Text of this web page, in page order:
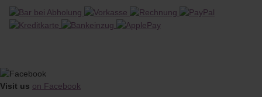
Visit us on Facebook